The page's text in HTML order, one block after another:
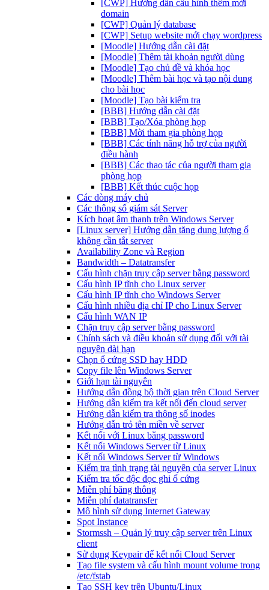
[CWP] Hướng dẫn cấu hình thêm mới
domain
[CWP] Quản lý database
[CWP] Setup website mới chạy wordpress
[Moodle] Hướng dẫn cài đặt
[Moodle] Thêm tài khoản người dùng
[Moodle] Tạo chủ đề và khóa học
[Moodle] Thêm bài học và tạo nội dung
cho bài học
[Moodle] Tạo bài kiểm tra
[BBB] Hướng dẫn cài đặt
[BBB] Tạo/Xóa phòng họp
[BBB] Mời tham gia phòng họp
[BBB] Các tính năng hỗ trợ của người
điều hành
[BBB] Các thao tác của người tham gia
phòng họp
[BBB] Kết thúc cuộc họp
Các dòng máy chủ
Các thông số giám sát Server
Kích hoạt âm thanh trên Windows Server
[Linux server] Hướng dẫn tăng dung lượng ổ
không cần tắt server
Availability Zone và Region
Bandwidth – Datatransfer
Cấu hình chặn truy cập server bằng password
Cấu hình IP tĩnh cho Linux server
Cấu hình IP tĩnh cho Windows Server
Cấu hình nhiều địa chỉ IP cho Linux Server
Cấu hình WAN IP
Chặn truy cập server bằng password
Chính sách và điều khoản sử dụng đối với tài
nguyên dài hạn
Chọn ổ cứng SSD hay HDD
Copy file lên Windows Server
Giới hạn tài nguyên
Hướng dẫn đồng bộ thời gian trên Cloud Server
Hướng dẫn kiểm tra kết nối đến cloud server
Hướng dẫn kiểm tra thông số inodes
Hướng dẫn trỏ tên miền về server
Kết nối với Linux bằng password
Kết nối Windows Server từ Linux
Kết nối Windows Server từ Windows
Kiểm tra tình trạng tài nguyên của server Linux
Kiểm tra tốc độc đọc ghi ổ cứng
Miễn phí băng thông
Miễn phí datatransfer
Mô hình sử dụng Internet Gateway
Spot Instance
Stormssh – Quản lý truy cập server trên Linux
client
Sử dụng Keypair để kết nối Cloud Server
Tạo file system và cấu hình mount volume trong
/etc/fstab
Tạo SSH key trên Ubuntu/Linux